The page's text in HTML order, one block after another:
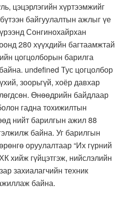
цэцэрлэгийн хүртээмжийг
байгуулалтын ажлыг үе
Сонгинохайрхан
280 хүүхдийн багтаамжтай
цогцолборын барилга
undefined Тус цогцолбор
зоорьгүй, хоёр давхар
Өнөөдрийн байдлаар
гадна тохижилтын
нийт барилгын ажил 88
байна. Уг барилгын
оруулалтаар “Их гүрний
хийж гүйцэтгэж, нийслэлийн
захиалагчийн техник
байна.